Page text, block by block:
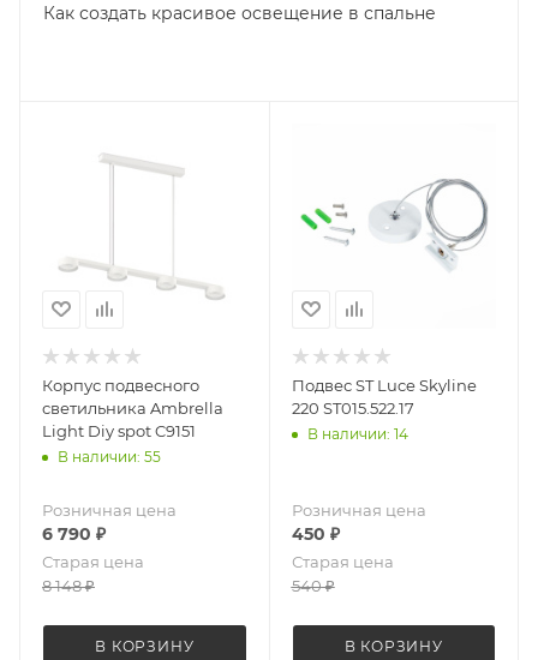
Как создать красивое освещение в спальне
Корпус подвесного
светильника Ambrella
Light Diy spot C9151
В наличии: 55
Розничная цена
6 790 ₽
Старая цена
8 148₽
В КОРЗИНУ
Подвес ST Luce Skyline
220 ST015.522.17
В наличии: 14
Розничная цена
450 ₽
Старая цена
540₽
В КОРЗИНУ